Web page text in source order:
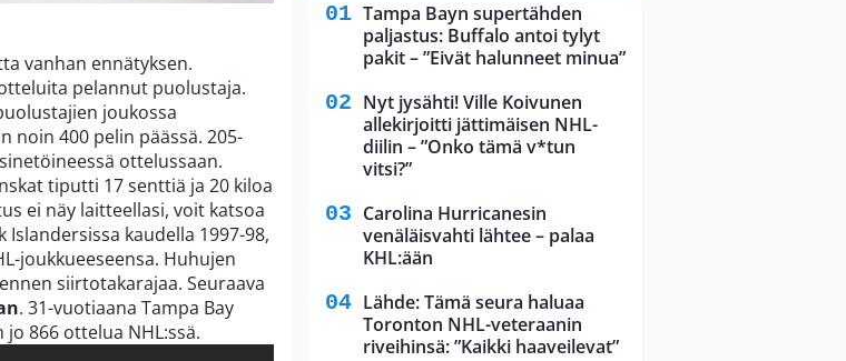
vanhan ennätyksen.
pelannut puolustaja.
joukossa
noin 400 pelin päässä. 205-
ottelussaan.
tiputti 17 senttiä ja 20 kiloa
ei näy laitteellasi, voit katsoa
kaudella 1997-98,
joukkueeseensa. Huhujen
siirtotakarajaa. Seuraava
. 31-vuotiaana Tampa Bay
866 ottelua NHL:ssä.
Tampa Bayn supertähden
paljastus: Buffalo antoi tylyt
pakit – ”Eivät halunneet minua”
Nyt jysähti! Ville Koivunen
allekirjoitti jättimäisen NHL-
diilin – ”Onko tämä v*tun
vitsi?”
Carolina Hurricanesin
venäläisvahti lähtee – palaa
KHL:ään
Lähde: Tämä seura haluaa
Toronton NHL-veteraanin
riveihinsä: ”Kaikki haaveilevat”